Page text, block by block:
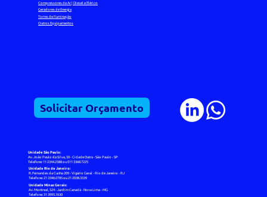
Compressores de Ar | Diesel e Elérico
Geradores de Energia
Torres de Iluminação
Outros Equipamentos
Solicitar Orçamento
Unidade São Paulo:
Av. João Paulo da Silva, 50 - Cidade Dutra - São Paulo - SP
Telefone: 11 2344.2588 ou 011 3368.7225
Unidade Rio de Janeiro:
R. Fernandes da Cunha 209 - Vigário Geral - Rio de Janeiro - RJ
Telefone: 21 3346.0785 ou 21 2038.3339
Unidade Minas Gerais:
Av. Montreal, 524 - Jardim Canadá - Nova Lima - MG
Telefone: 31 3995.7630